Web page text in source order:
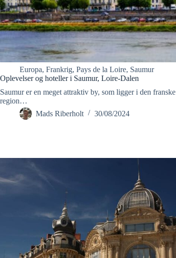
Europa, Frankrig, Pays de la Loire, Saumur
Oplevelser og hoteller i Saumur, Loire-Dalen
Saumur er en meget attraktiv by, som ligger i den franske
region…
Mads Riberholt
30/08/2024